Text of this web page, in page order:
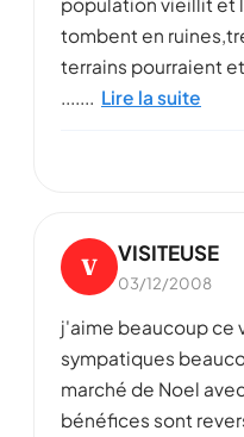
tombent en
terrains pourraient
....... Lire la suite
V VISITEUSE
03/12/2008
j'aime beaucoup ce
sympatiques
marché de Noel
bénéfices sont